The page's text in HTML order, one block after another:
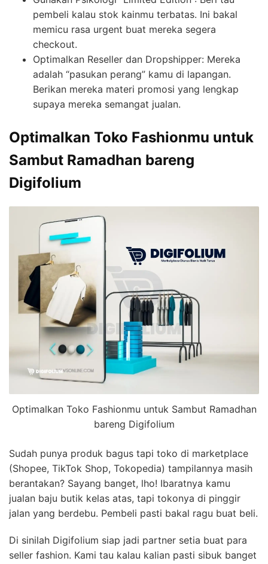
pembeli kalau stok kainmu terbatas. Ini bakal
memicu rasa urgent buat mereka segera
checkout.
Optimalkan Reseller dan Dropshipper: Mereka
adalah “pasukan perang” kamu di lapangan.
Berikan mereka materi promosi yang lengkap
supaya mereka semangat jualan.
Optimalkan Toko Fashionmu untuk
Sambut Ramadhan bareng
Digifolium
Optimalkan Toko Fashionmu untuk Sambut Ramadhan
bareng Digifolium
Sudah punya produk bagus tapi toko di marketplace
(Shopee, TikTok Shop, Tokopedia) tampilannya masih
berantakan? Sayang banget, lho! Ibaratnya kamu
jualan baju butik kelas atas, tapi tokonya di pinggir
jalan yang berdebu. Pembeli pasti bakal ragu buat beli.
Di sinilah Digifolium siap jadi partner setia buat para
seller fashion. Kami tau kalau kalian pasti sibuk banget